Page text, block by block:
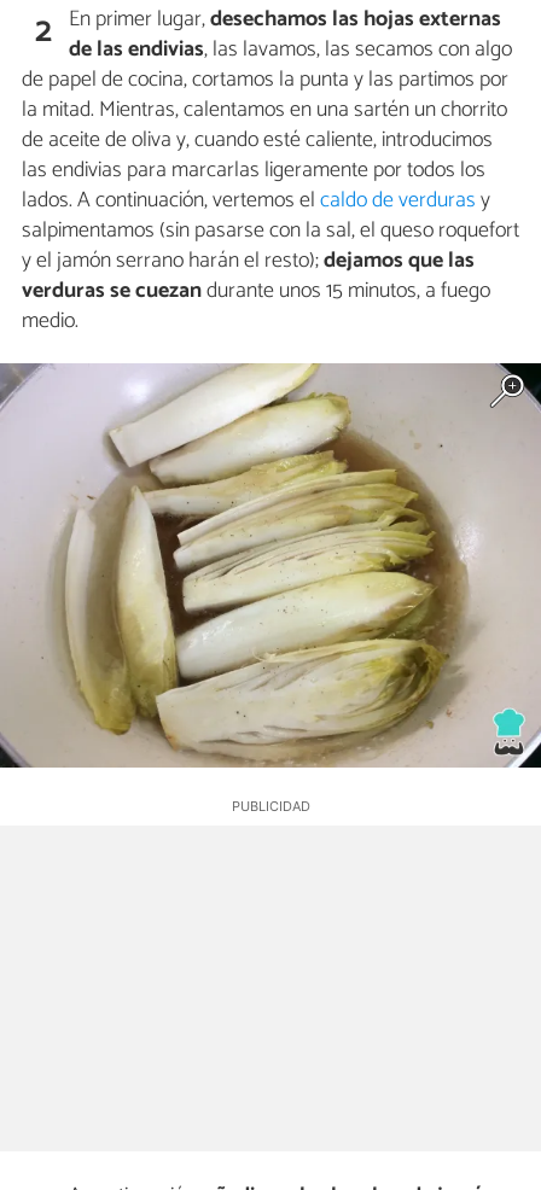
2 En primer lugar,desechamos las hojas externas
de las endivias, las lavamos, las secamos con algo
de papel de cocina, cortamos la punta y las partimos por
la mitad. Mientras, calentamos en una sartén un chorrito
de aceite de oliva y, cuando esté caliente, introducimos
las endivias para marcarlas ligeramente por todos los
lados. A continuación, vertemos elcaldo de verdurasy
salpimentamos (sin pasarse con la sal, el queso roquefort
y el jamón serrano harán el resto);dejamos que las
verduras se cuezandurante unos 15 minutos, a fuego
medio.